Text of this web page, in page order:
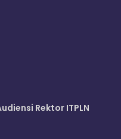
Rektor ITPLN